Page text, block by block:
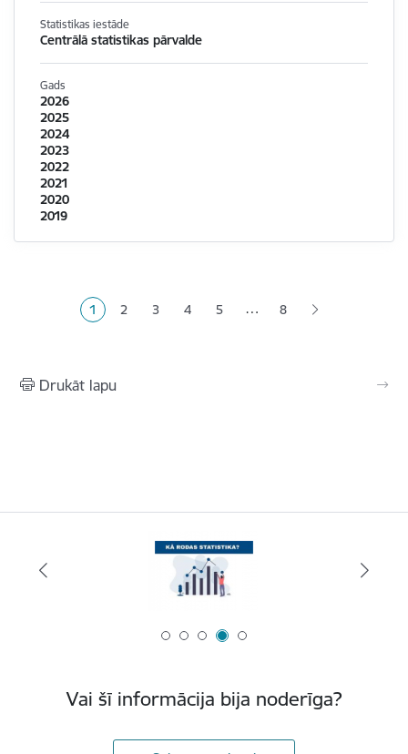
Statistikas iestāde
Centrālā statistikas pārvalde
Gads
2026
2025
2024
2023
2022
2021
2020
2019
Pašreizējā lapa
1 Lapa
2 Lapa
3 Lapa
4 Lapa
5 … 8
Drukāt lapu
Vai šī informācija bija noderīga?